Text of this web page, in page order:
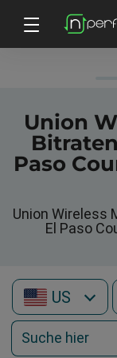
Union
Paso
Union Wireless
El Paso
US